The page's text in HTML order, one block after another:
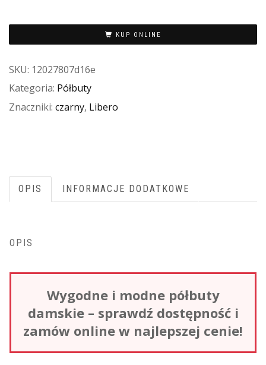
KUP ONLINE
SKU: 12027807d16e
Kategoria: Półbuty
Znaczniki: czarny, Libero
OPIS INFORMACJE DODATKOWE
OPIS
Wygodne i modne półbuty
damskie – sprawdź dostępność i
zamów online w najlepszej cenie!